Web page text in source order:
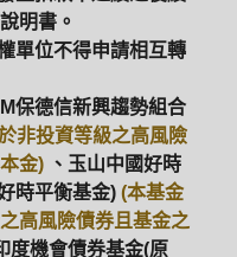
明書。
單位不得申請相互轉
保德信新興趨勢組合
非投資等級之高風險
金) 、玉山中國好時
時平衡基金) (本基金
高風險債券且基金之
度機會債券基金(原